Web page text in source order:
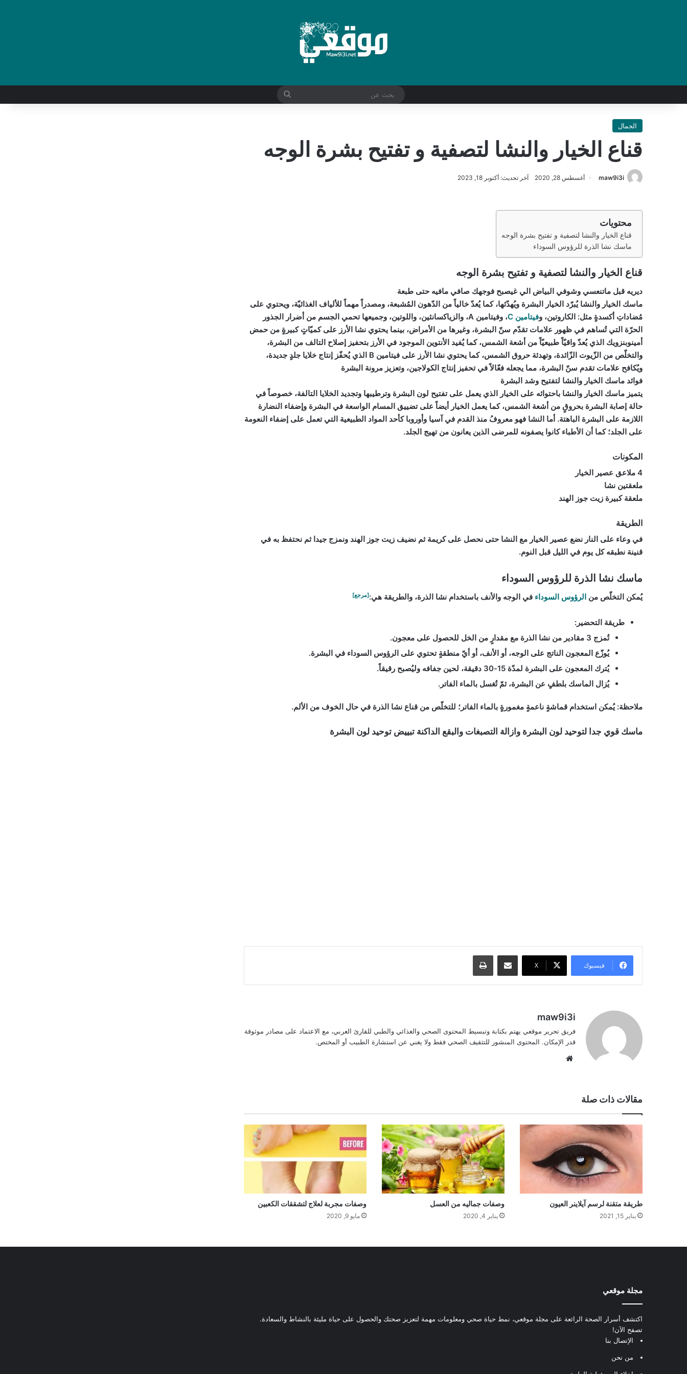
بحث
الجمال
قناع الخيار والنشا لتصفية و تفتيح بشرة الوجه
maw9i3i أغسطس 28, 2020 آخر تحديث: أكتوبر 18, 2023
محتويات
قناع الخيار والنشا لتصفية و تفتيح بشرة الوجه
ماسك نشا الذرة للرؤوس السوداء
قناع الخيار والنشا لتصفية و تفتيح بشرة الوجه
ديريه قبل ماتنعسي وشوفي البياض الي غيصبح فوجهك صافي مافيه حتى طبعة
ماسك الخيار والنشا يُبرّد الخيار البشرة ويُهدّئها، كما يُعدّ خالياً من الدّهون المُشبعة، ومصدراً مهماً للألياف الغذائيّة، ويحتوي على
مُضاداتِ أكسدةٍ مثل: الكاروتين، وفيتامين C
، وفيتامين A، والزياكسانثين، واللوتين، وجميعها تحمي الجسم من أضرار الجذور
الحرّة التي تُساهم في ظهور علامات تقدّم سنّ البشرة، وغيرها من الأمراض، بينما يحتوي نشا الأرز على كميّاتٍ كبيرةٍ من حمض
أمينوبنزويك الذي يُعدّ واقيّاً طبيعيّاً من أشعة الشمس، كما يُفيد الأنتوين الموجود في الأرز بتحفيز إصلاح التالف من البشرة،
والتخلّص من الزّيوت الزّائدة، وتهدئة حروق الشمس، كما يحتوي نشا الأرز على فيتامين B الذي يُحفّز إنتاج خلايا جلدٍ جديدة،
ويُكافح علامات تقدم سنّ البشرة، مما يجعله فعّالاً في تحفيز إنتاج الكولاجين، وتعزيز مرونة البشرة
فوائد ماسك الخيار والنشا لتفتيح وشد البشرة
يتميز ماسك الخيار والنشا باحتوائه على الخيار الذي يعمل على تفتيح لون البشرة وترطيبها وتجديد الخلايا التالفة، خصوصاً في
حالة إصابة البشرة بحروقٍ من أشعة الشمس، كما يعمل الخيار أيضاً على تضييق المسام الواسعة في البشرة وإضفاء النضارة
اللازمة على البشرة الباهتة. أما النشا فهو معروفُ منذ القدم في آسيا وأوروبا كأحد المواد الطبيعية التي تعمل على إضفاء النعومة
على الجلد؛ كما أن الأطباء كانوا يصفونه للمرضى الذين يعانون من تهيج الجلد.
المكونات
4 ملاعق عصير الخيار
ملعقتين نشا
ملعقة كبيرة زيت جوز الهند
الطريقة
في وعاء على النار نضع عصير الخيار مع النشا حتى نحصل على كريمة ثم نضيف زيت جوز الهند ونمزج جيدا ثم نحتفظ به في
قنينة نطبقه كل يوم في الليل قبل النوم.
ماسك نشا الذرة للرؤوس السوداء
يُمكن التخلّص من الرؤوس السوداء في الوجه والأنف باستخدام نشا الذرة، والطريقة هي:[مرجع]
طريقة التحضير:
تُمزج 3 مقادير من نشا الذرة مع مقدارٍ من الخل للحصول على معجون.
يُوزّع المعجون الناتج على الوجه، أو الأنف، أو أيّ منطقةٍ تحتوي على الرؤوس السوداء في البشرة.
يُترك المعجون على البشرة لمدّة 15-30 دقيقة، لحين جفافه وليُصبح رقيقاً.
يُزال الماسك بلطفٍ عن البشرة، ثمّ تُغسل بالماء الفاتر.
ملاحظة: يُمكن استخدام قماشةٍ ناعمةٍ مغمورةٍ بالماء الفاتر؛ للتخلّص من قناع نشا الذرة في حال الخوف من الألم.
ماسك قوي جدا لتوحيد لون البشرة وازالة التصبغات والبقع الداكنة تبييض توحيد لون البشرة
فيسبوك ‫X
مشاركة عبر البريد طباعة
maw9i3i
فريق تحرير موقعي يهتم بكتابة وتبسيط المحتوى الصحي والغذائي والطبي للقارئ العربي، مع الاعتماد على مصادر موثوقة
قدر الإمكان. المحتوى المنشور للتثقيف الصحي فقط ولا يغني عن استشارة الطبيب أو المختص.
مقالات ذات صلة
طريقة متقنة لرسم آيلاينر العيون
يناير 15, 2021
وصفات جماليه من العسل
يناير 4, 2020
وصفات مجربة لعلاج لتشققات الكعبين
مايو 9, 2020
مجلة موقعي
اكتشف أسرار الصحة الرائعة على مجلة موقعي، نمط حياة صحي ومعلومات مهمة لتعزيز صحتك والحصول على حياة مليئة بالنشاط والسعادة.
تصفح الآن!
الإتصال بنا
من نحن